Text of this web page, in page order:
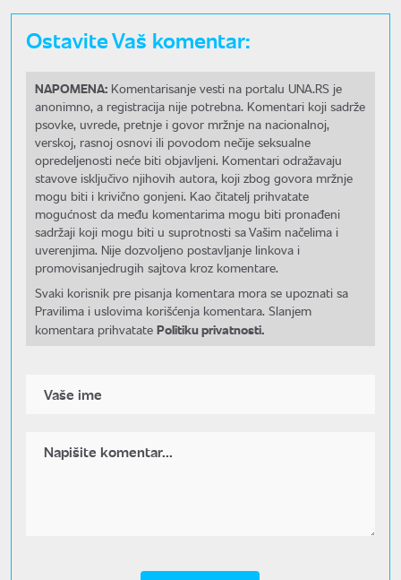
Ostavite Vaš komentar:
NAPOMENA: Komentarisanje vesti na portalu UNA.RS je
anonimno, a registracija nije potrebna. Komentari koji sadrže
psovke, uvrede, pretnje i govor mržnje na nacionalnoj,
verskoj, rasnoj osnovi ili povodom nečije seksualne
opredeljenosti neće biti objavljeni. Komentari odražavaju
stavove isključivo njihovih autora, koji zbog govora mržnje
mogu biti i krivično gonjeni. Kao čitatelj prihvatate
mogućnost da među komentarima mogu biti pronađeni
sadržaji koji mogu biti u suprotnosti sa Vašim načelima i
uverenjima. Nije dozvoljeno postavljanje linkova i
promovisanjedrugih sajtova kroz komentare.
Svaki korisnik pre pisanja komentara mora se upoznati sa
Pravilima i uslovima korišćenja komentara. Slanjem
komentara prihvatate Politiku privatnosti.